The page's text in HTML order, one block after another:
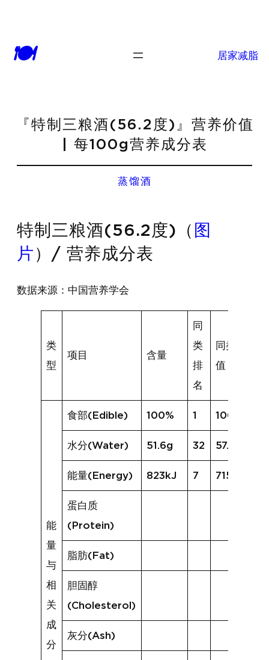
🍽 居家减脂
『特制三粮酒(56.2度)』营养价值
| 每100g营养成分表
蒸馏酒
特制三粮酒(56.2度)（ 图
片 ）/ 营养成分表
数据来源：中国营养学会
类
型
项目 含量
同
类
排
名
同类均
值
能
量
与
相
关
成
分
食部(Edible) 100% 1 100%
水分(Water) 51.6g 32 57.9g
能量(Energy) 823kJ 7 715kJ
蛋白质
(Protein)
脂肪(Fat)
胆固醇
(Cholesterol)
灰分(Ash)